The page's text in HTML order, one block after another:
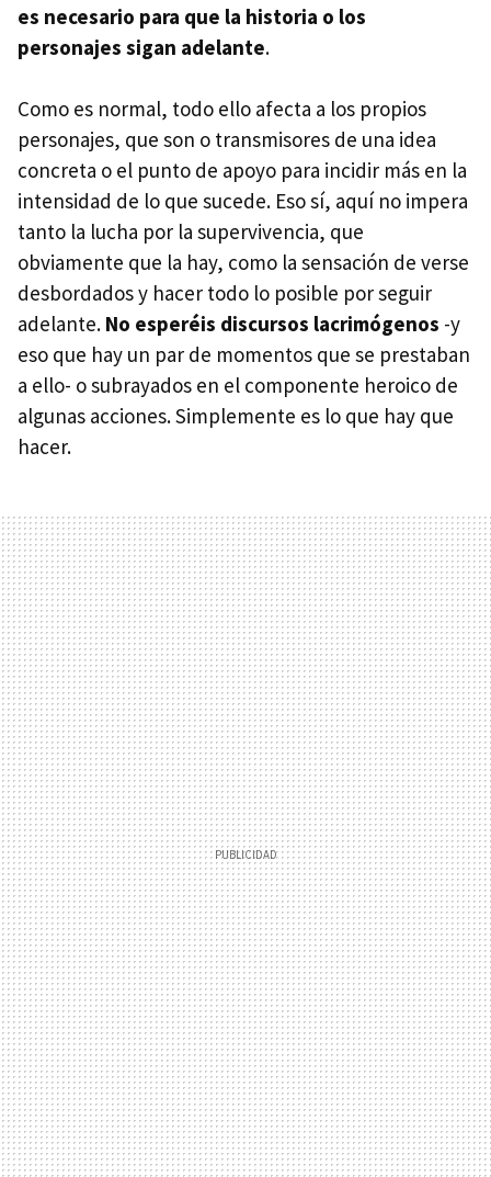
es necesario para que la historia o los
personajes sigan adelante.
Como es normal, todo ello afecta a los propios
personajes, que son o transmisores de una idea
concreta o el punto de apoyo para incidir más en la
intensidad de lo que sucede. Eso sí, aquí no impera
tanto la lucha por la supervivencia, que
obviamente que la hay, como la sensación de verse
desbordados y hacer todo lo posible por seguir
adelante. No esperéis discursos lacrimógenos -y
eso que hay un par de momentos que se prestaban
a ello- o subrayados en el componente heroico de
algunas acciones. Simplemente es lo que hay que
hacer.